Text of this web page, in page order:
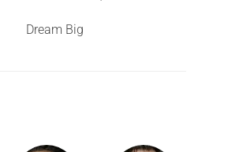
Dream Big